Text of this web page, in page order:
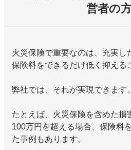
営者の
火災保険で重要なのは、充実し
保険料をできるだけ低く抑える
弊社では、それが実現できます。
たとえば、火災保険を含めた損
100万円を超える場合、保険料
た事例もあります。